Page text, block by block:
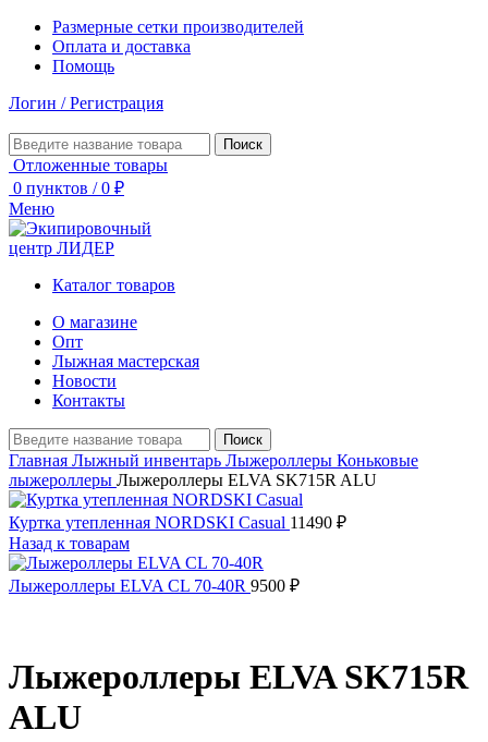
Размерные сетки производителей
Оплата и доставка
Помощь
Логин / Регистрация
Поиск
Отложенные товары
0 пунктов / 0 ₽
Меню
Каталог товаров
О магазине
Опт
Лыжная мастерская
Новости
Контакты
Поиск
Главная Лыжный инвентарь Лыжероллеры Коньковые
лыжероллеры Лыжероллеры ELVA SK715R ALU
Куртка утепленная NORDSKI Casual 11490 ₽
Назад к товарам
Лыжероллеры ELVA CL 70-40R 9500 ₽
Лыжероллеры ELVA SK715R
ALU